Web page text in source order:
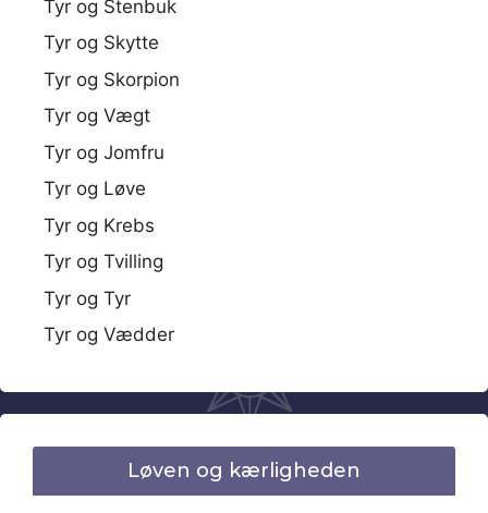
Tyr og Stenbuk
Tyr og Skytte
Tyr og Skorpion
Tyr og Vægt
Tyr og Jomfru
Tyr og Løve
Tyr og Krebs
Tyr og Tvilling
Tyr og Tyr
Tyr og Vædder
Løven og kærligheden